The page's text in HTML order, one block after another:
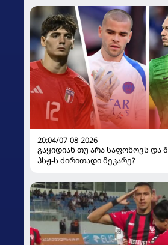
ყოფილმა მეკარემ
20:04/07-08-2026
გაყიდიან თუ არა საფონოვს და
პსჟ-ს ძირითადი მეკარე?